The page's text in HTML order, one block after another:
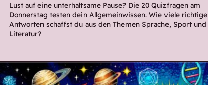
Lust auf eine unterhaltsame Pause? Die 20 Quizfragen am
Donnerstag testen dein Allgemeinwissen. Wie viele richtige
Antworten schaffst du aus den Themen Sprache, Sport und
Literatur?